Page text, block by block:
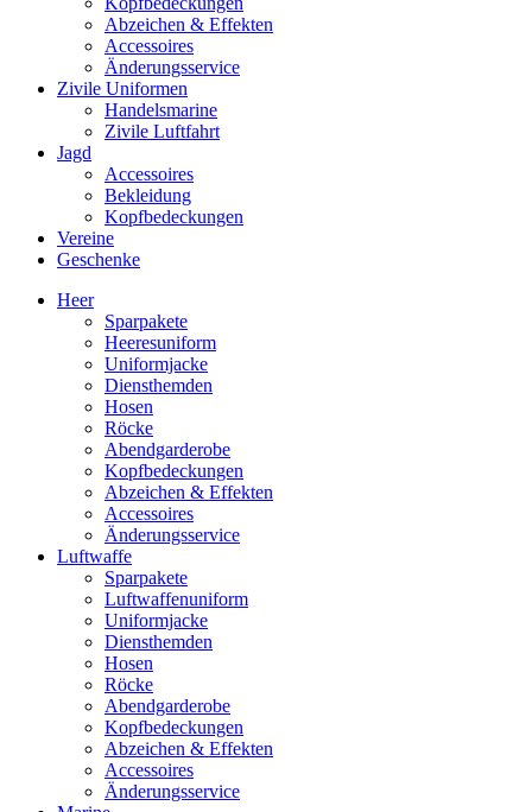
Abzeichen & Effekten
Accessoires
Änderungsservice
Zivile Uniformen
Handelsmarine
Zivile Luftfahrt
Jagd
Accessoires
Bekleidung
Kopfbedeckungen
Vereine
Geschenke
Heer
Sparpakete
Heeresuniform
Uniformjacke
Diensthemden
Hosen
Röcke
Abendgarderobe
Kopfbedeckungen
Abzeichen & Effekten
Accessoires
Änderungsservice
Luftwaffe
Sparpakete
Luftwaffenuniform
Uniformjacke
Diensthemden
Hosen
Röcke
Abendgarderobe
Kopfbedeckungen
Abzeichen & Effekten
Accessoires
Änderungsservice